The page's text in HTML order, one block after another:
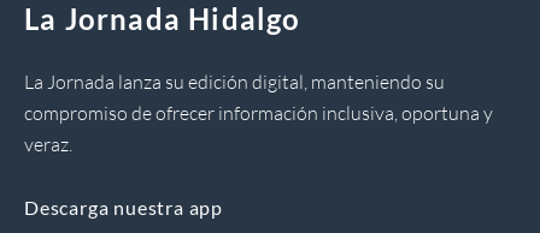
La Jornada Hidalgo
La Jornada lanza su edición digital, manteniendo su
compromiso de ofrecer información inclusiva, oportuna y
veraz.
Descarga nuestra app